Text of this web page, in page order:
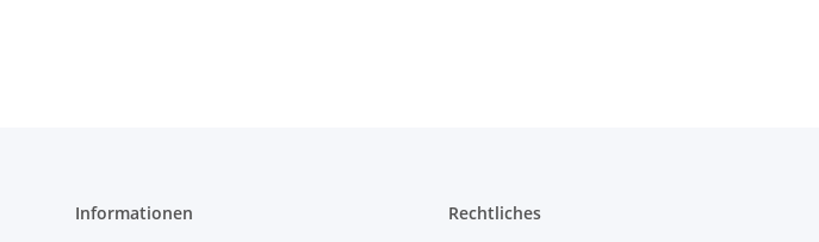
Informationen Rechtliches